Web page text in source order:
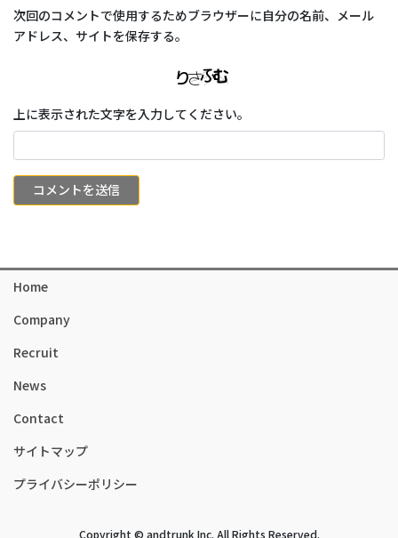
次回のコメントで使用するためブラウザーに自分の名前、メール
アドレス、サイトを保存する。
上に表示された文字を入力してください。
Home
Company
Recruit
News
Contact
サイトマップ
プライバシーポリシー
Copyright © andtrunk Inc. All Rights Reserved.